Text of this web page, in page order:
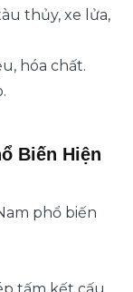
thủy, xe lửa,
hóa chất.
Biến Hiện
phổ biến